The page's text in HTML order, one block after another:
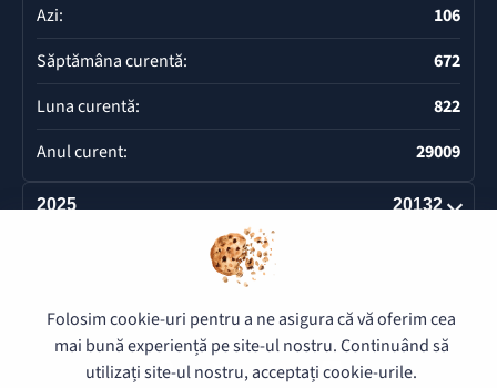
Azi:
106
Săptămâna curentă:
672
Luna curentă:
822
Anul curent:
29009
2025 20132
Deschide
© 2026 Pretura Buiucani - Toate drepturile rezervate.
Folosim cookie-uri pentru a ne asigura că vă oferim cea
mai bună experiență pe site-ul nostru. Continuând să
utilizați site-ul nostru, acceptați cookie-urile.